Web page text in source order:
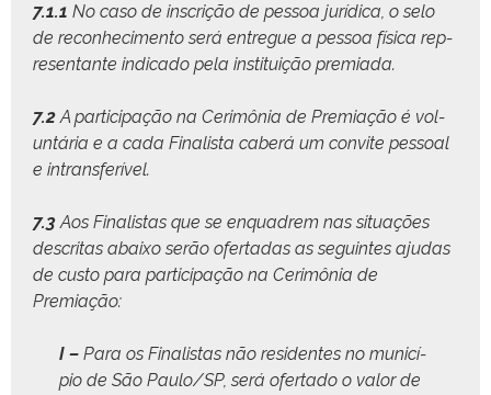
7.1.1 No caso de inscrição de pes­soa jurídi­ca, o selo
de recon­hec­i­men­to será entregue a pes­soa físi­ca rep­
re­sen­tante indi­ca­do pela insti­tu­ição premiada.
7.2A par­tic­i­pação na Cer­imô­nia de Pre­mi­ação é vol­
un­tária e a cada Final­ista caberá um con­vite pes­soal
e intransferível.
7.3Aos Final­is­tas que se enquadrem nas situ­ações
descritas abaixo serão ofer­tadas as seguintes aju­das
de cus­to para par­tic­i­pação na Cer­imô­nia de
Premiação:
I – Para os Final­is­tas não res­i­dentes no municí­
pio de São Paulo/SP, será ofer­ta­do o val­or de